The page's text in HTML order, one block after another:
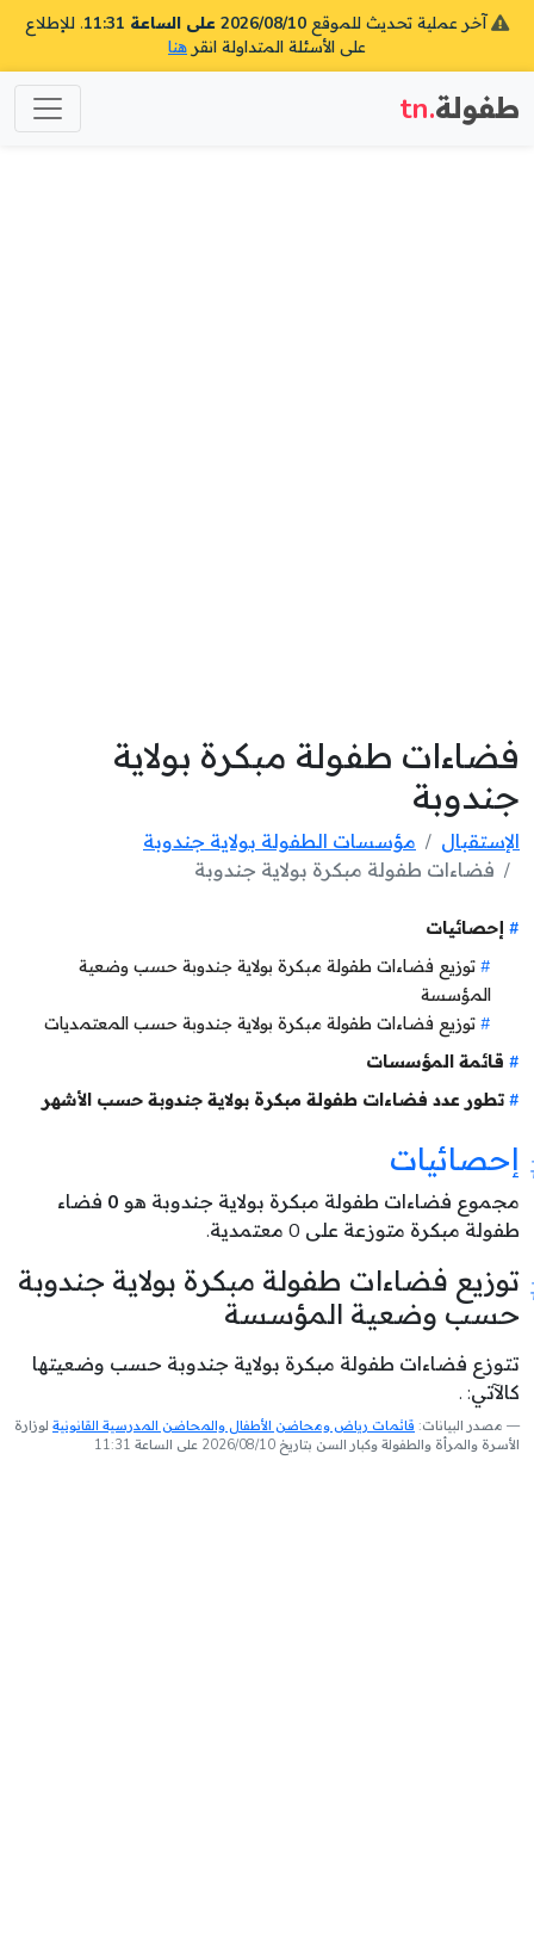
آخر عملية تحديث للموقع 2026/08/10 على الساعة 11:31
. للإطلاع
على الأسئلة المتداولة انقر هنا
طفولة.tn
فضاءات طفولة مبكرة بولاية
جندوبة
الإستقبال
مؤسسات الطفولة بولاية جندوبة
فضاءات طفولة مبكرة بولاية جندوبة
إحصائيات
توزيع فضاءات طفولة مبكرة بولاية جندوبة حسب وضعية
المؤسسة
توزيع فضاءات طفولة مبكرة بولاية جندوبة حسب المعتمديات
قائمة المؤسسات
تطور عدد فضاءات طفولة مبكرة بولاية جندوبة حسب الأشهر
إحصائيات
مجموع فضاءات طفولة مبكرة بولاية جندوبة هو 0 فضاء
طفولة مبكرة متوزعة على 0 معتمدية.
توزيع فضاءات طفولة مبكرة بولاية جندوبة
حسب وضعية المؤسسة
تتوزع فضاءات طفولة مبكرة بولاية جندوبة حسب وضعيتها
كالآتي: .
مصدر البيانات: قائمات رياض ومحاضن الأطفال والمحاضن المدرسية القانونية لوزارة
الأسرة والمرأة والطفولة وكبار السن بتاريخ 2026/08/10 على الساعة 11:31